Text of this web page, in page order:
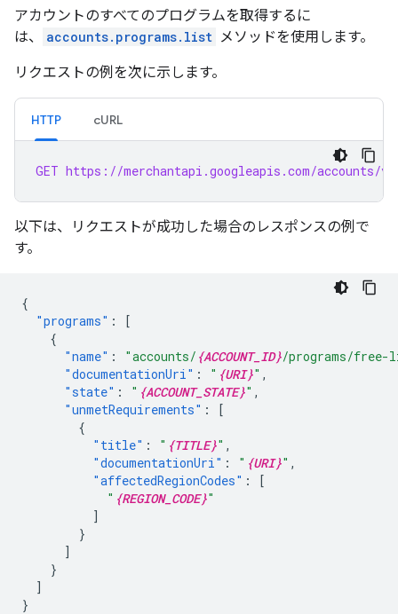
アカウントのすべてのプログラムを取得するに
は、
accounts.programs.list メソッドを使用します。
リクエストの例を次に示します。
HTTP cURL
GET https://merchantapi.googleapis.com/accounts/
以下は、リクエストが成功した場合のレスポンスの例で
す。
{
"programs" :
[
{
"name" : "accounts/ {ACCOUNT_ID}/programs/
"documentationUri" : " {URI}" ,
"state" : " {ACCOUNT_STATE}" ,
"unmetRequirements" :
[
{
"title" : " {TITLE}" ,
"documentationUri" : " {URI}" ,
"affectedRegionCodes" :
[
" {REGION_CODE}"
]
}
]
}
]
}